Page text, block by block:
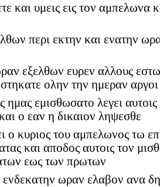
και υμεις εις τον αμπελωνα
περι εκτην και ενατην
εξελθων ευρεν αλλους
ολην την ημεραν αργοι
ημας εμισθωσατο λεγει
ο εαν η δικαιον ληψεσθε
ο κυριος του αμπελωνος τω
και αποδος αυτοις τον
εως των πρωτων
ενδεκατην ωραν ελαβον ανα